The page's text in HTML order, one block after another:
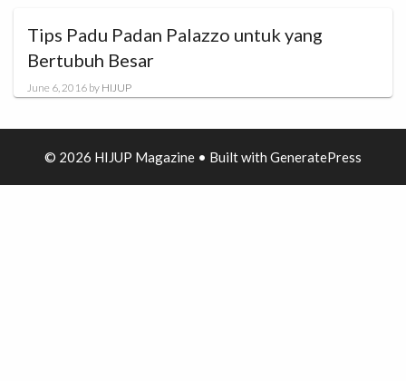
Tips Padu Padan Palazzo untuk yang
Bertubuh Besar
June 6, 2016 by HIJUP
© 2026 HIJUP Magazine • Built with GeneratePress